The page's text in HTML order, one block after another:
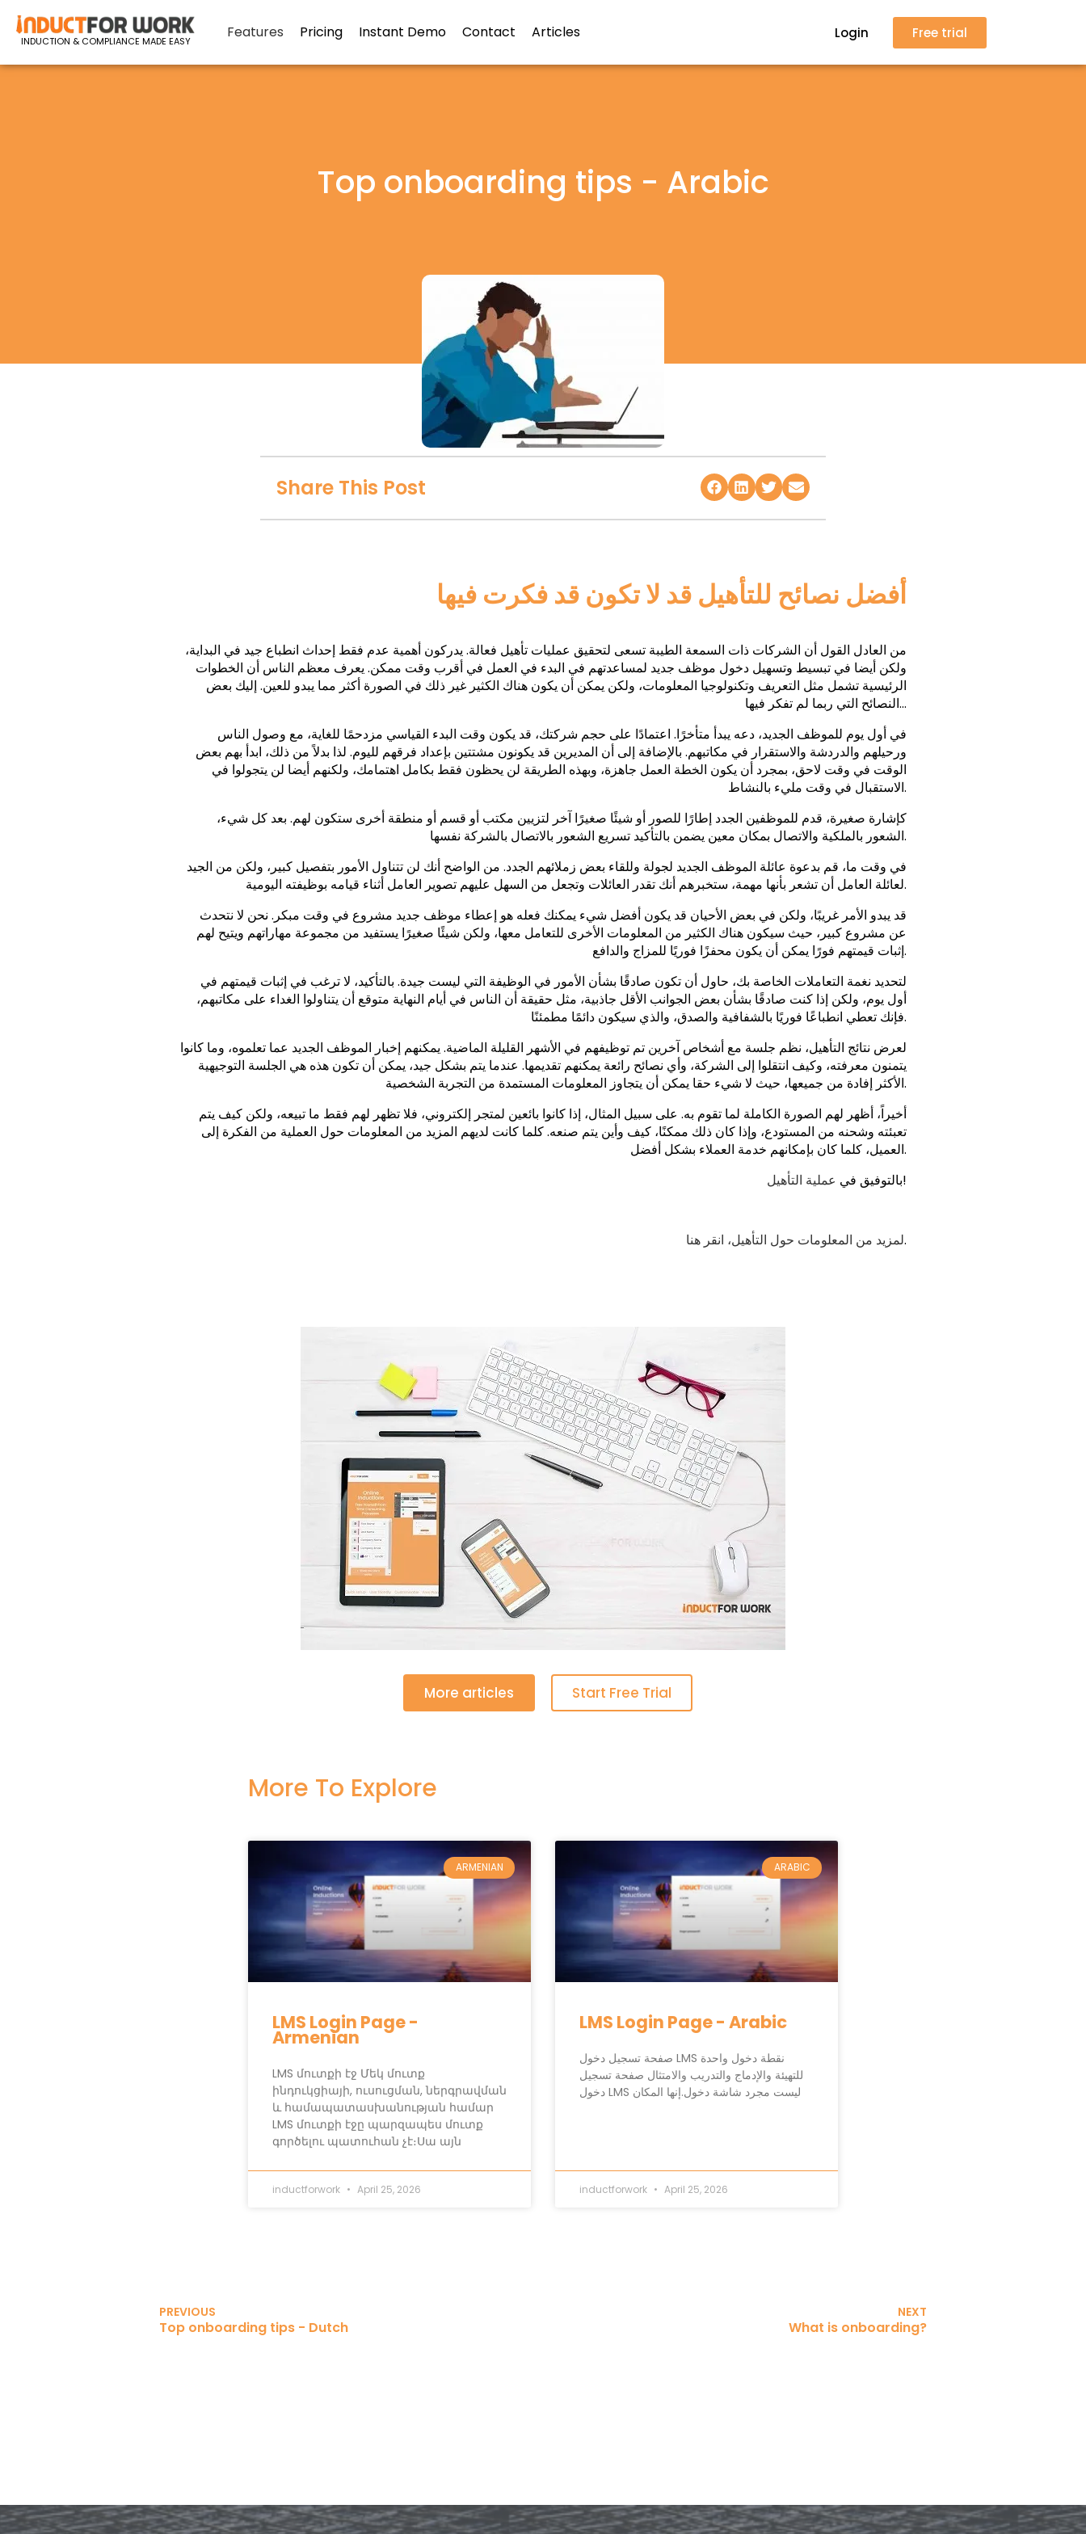
INDUCTION & COMPLIANCE MADE EASY Features Pricing Instant Demo Contact Articles Login Free trial
Top onboarding tips - Arabic
Share This Post
أفضل نصائح للتأهيل قد لا تكون قد فكرت فيها
من العادل القول أن الشركات ذات السمعة الطيبة تسعى لتحقيق عمليات تأهيل فعالة. يدركون أهمية عدم فقط إحداث انطباع جيد في البداية،
ولكن أيضا في تبسيط وتسهيل دخول موظف جديد لمساعدتهم في البدء في العمل في أقرب وقت ممكن. يعرف معظم الناس أن الخطوات
الرئيسية تشمل مثل التعريف وتكنولوجيا المعلومات، ولكن يمكن أن يكون هناك الكثير غير ذلك في الصورة أكثر مما يبدو للعين. إليك بعض
النصائح التي ربما لم تفكر فيها…
في أول يوم للموظف الجديد، دعه يبدأ متأخرًا. اعتمادًا على حجم شركتك، قد يكون وقت البدء القياسي مزدحمًا للغاية، مع وصول الناس
ورحيلهم والدردشة والاستقرار في مكاتبهم. بالإضافة إلى أن المديرين قد يكونون مشتتين بإعداد فرقهم لليوم. لذا بدلاً من ذلك، ابدأ بهم بعض
الوقت في وقت لاحق، بمجرد أن يكون الخطة العمل جاهزة، وبهذه الطريقة لن يحظون فقط بكامل اهتمامك، ولكنهم أيضا لن يتجولوا في
الاستقبال في وقت مليء بالنشاط.
كإشارة صغيرة، قدم للموظفين الجدد إطارًا للصور أو شيئًا صغيرًا آخر لتزيين مكتب أو قسم أو منطقة أخرى ستكون لهم. بعد كل شيء،
الشعور بالملكية والاتصال بمكان معين يضمن بالتأكيد تسريع الشعور بالاتصال بالشركة نفسها.
في وقت ما، قم بدعوة عائلة الموظف الجديد لجولة وللقاء بعض زملائهم الجدد. من الواضح أنك لن تتناول الأمور بتفصيل كبير، ولكن من الجيد
لعائلة العامل أن تشعر بأنها مهمة، ستخبرهم أنك تقدر العائلات وتجعل من السهل عليهم تصوير العامل أثناء قيامه بوظيفته اليومية.
قد يبدو الأمر غريبًا، ولكن في بعض الأحيان قد يكون أفضل شيء يمكنك فعله هو إعطاء موظف جديد مشروع في وقت مبكر. نحن لا نتحدث
عن مشروع كبير، حيث سيكون هناك الكثير من المعلومات الأخرى للتعامل معها، ولكن شيئًا صغيرًا يستفيد من مجموعة مهاراتهم ويتيح لهم
إثبات قيمتهم فورًا يمكن أن يكون محفزًا فوريًا للمزاج والدافع.
لتحديد نغمة التعاملات الخاصة بك، حاول أن تكون صادقًا بشأن الأمور في الوظيفة التي ليست جيدة. بالتأكيد، لا ترغب في إثبات قيمتهم في
أول يوم، ولكن إذا كنت صادقًا بشأن بعض الجوانب الأقل جاذبية، مثل حقيقة أن الناس في أيام النهاية متوقع أن يتناولوا الغداء على مكاتبهم،
فإنك تعطي انطباعًا فوريًا بالشفافية والصدق، والذي سيكون دائمًا مطمئنًا.
لعرض نتائج التأهيل، نظم جلسة مع أشخاص آخرين تم توظيفهم في الأشهر القليلة الماضية. يمكنهم إخبار الموظف الجديد عما تعلموه، وما كانوا
يتمنون معرفته، وكيف انتقلوا إلى الشركة، وأي نصائح رائعة يمكنهم تقديمها. عندما يتم بشكل جيد، يمكن أن تكون هذه هي الجلسة التوجيهية
الأكثر إفادة من جميعها، حيث لا شيء حقا يمكن أن يتجاوز المعلومات المستمدة من التجربة الشخصية.
أخيراً، أظهر لهم الصورة الكاملة لما تقوم به. على سبيل المثال، إذا كانوا بائعين لمتجر إلكتروني، فلا تظهر لهم فقط ما تبيعه، ولكن كيف يتم
تعبئته وشحنه من المستودع، وإذا كان ذلك ممكنًا، كيف وأين يتم صنعه. كلما كانت لديهم المزيد من المعلومات حول العملية من الفكرة إلى
العميل، كلما كان بإمكانهم خدمة العملاء بشكل أفضل.
بالتوفيق في عملية التأهيل !
لمزيد من المعلومات حول التأهيل، انقر هنا.
More articles Start Free Trial
More To Explore​
ARMENIAN
LMS Login Page -
Armenian
LMS մուտքի էջ Մեկ մուտք
ինդուկցիայի, ուսուցման, ներգրավման
և համապատասխանության համար
LMS մուտքի էջը պարզապես մուտք
գործելու պատուհան չէ։Սա այն
inductforwork April 25, 2026
ARABIC
LMS Login Page - Arabic
صفحة تسجيل دخول LMS نقطة دخول واحدة
للتهيئة والإدماج والتدريب والامتثال صفحة تسجيل
دخول LMS ليست مجرد شاشة دخول.إنها المكان
inductforwork April 25, 2026
PREVIOUS
Top onboarding tips - Dutch
NEXT
What is onboarding?